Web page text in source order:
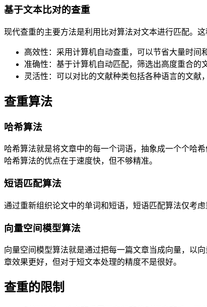
基于文本比对的查重
现代查重的主要方法是利用比对算法对文本进行匹配。这
高效性：采用计算机自动查重，可以节省大量时间
准确性：基于计算机自动匹配，筛选出高度重合的
灵活性：可以对比的文献种类包括各种语言的文献
查重算法
哈希算法
哈希算法就是将文章中的每一个词语，抽象成一个个哈
哈希算法的优点在于速度快，但不够精准。
短语匹配算法
通过重新组织论文中的单词和短语，短语匹配算法仅考
向量空间模型算法
向量空间模型算法就是通过把每一篇文章当成向量，以
章效果更好，但对于短文本处理的精度不是很好。
查重的限制